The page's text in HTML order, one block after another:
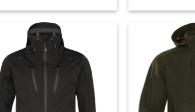
Toevoegen
aan
verlanglijst